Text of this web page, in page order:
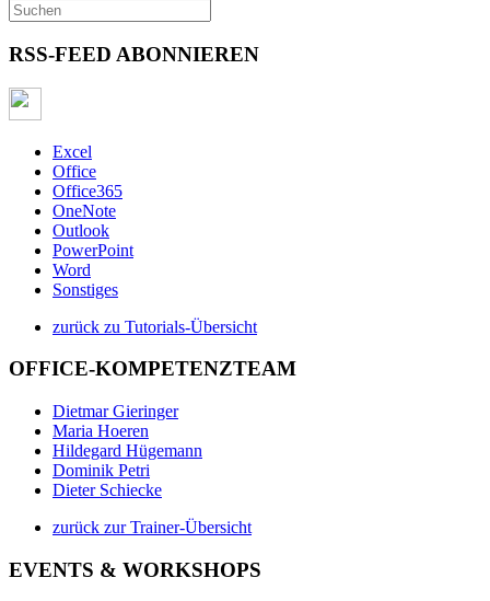
RSS-FEED ABONNIEREN
Excel
Office
Office365
OneNote
Outlook
PowerPoint
Word
Sonstiges
zurück zu Tutorials-Übersicht
OFFICE-KOMPETENZTEAM
Dietmar Gieringer
Maria Hoeren
Hildegard Hügemann
Dominik Petri
Dieter Schiecke
zurück zur Trainer-Übersicht
EVENTS & WORKSHOPS